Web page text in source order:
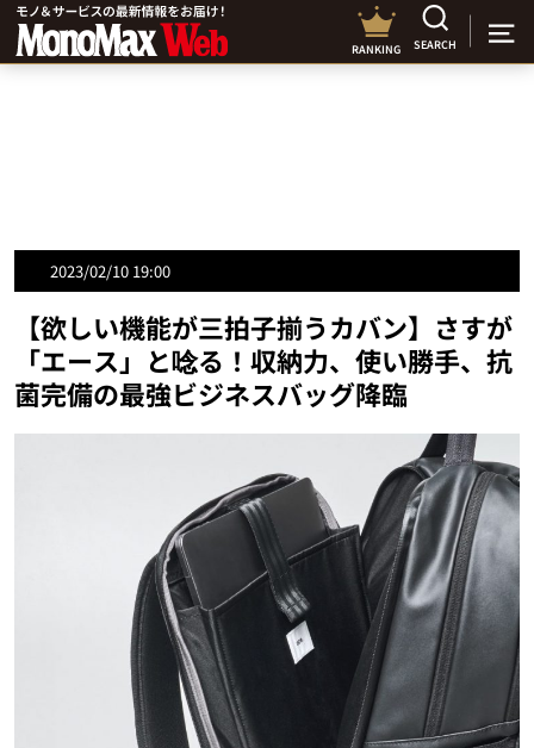
RANKING SEARCH
2023/02/10 19:00
【欲しい機能が三拍子揃うカバン】さすが
「エース」と唸る！収納力、使い勝手、抗
菌完備の最強ビジネスバッグ降臨